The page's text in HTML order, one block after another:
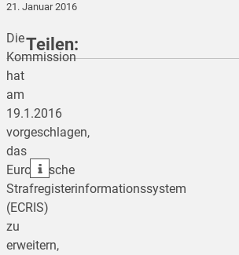
21. Januar 2016
Die
Kommission
hat
am
19.1.2016
vorgeschlagen,
das
Europäische
Strafregisterinformationssystem
(ECRIS)
zu
erweitern,
Teilen:
teilen
teilen
teilen